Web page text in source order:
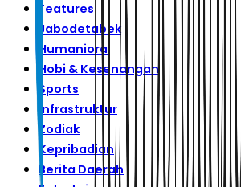
Features
Jabodetabek
Humaniora
Hobi & Kesenangan
Sports
Infrastruktur
Zodiak
Kepribadian
Berita Daerah